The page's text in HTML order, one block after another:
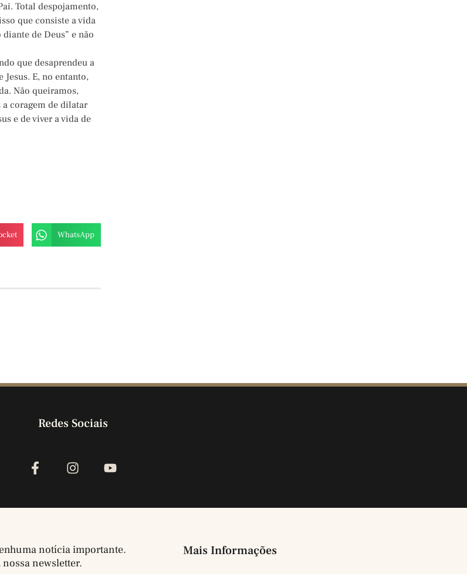
Total despojamento,
que consiste a vida
de Deus” e não
que desaprendeu a
E, no entanto,
Não queiramos,
coragem de dilatar
e de viver a vida de
WhatsApp
Redes Sociais
notícia importante.
newsletter.
Mais Informações